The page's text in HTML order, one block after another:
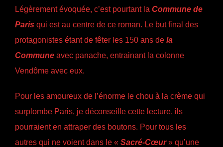
Légèrement évoquée, c’est pourtant la Commune de
Paris qui est au centre de ce roman. Le but final des
protagonistes étant de fêter les 150 ans de la
Commune avec panache, entrainant la colonne
Vendôme avec eux.
Pour les amoureux de l’énorme le chou à la crème qui
surplombe Paris, je déconseille cette lecture, ils
pourraient en attraper des boutons. Pour tous les
autres qui ne voient dans le « Sacré-Cœur» qu’une